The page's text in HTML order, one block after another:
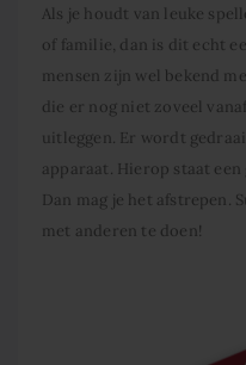
Als je houdt van leuke
of familie, dan is dit echt
mensen zijn wel bekend
die er nog niet zoveel
uitleggen. Er wordt
apparaat. Hierop staat
Dan mag je het afstrepen.
met anderen te doen!